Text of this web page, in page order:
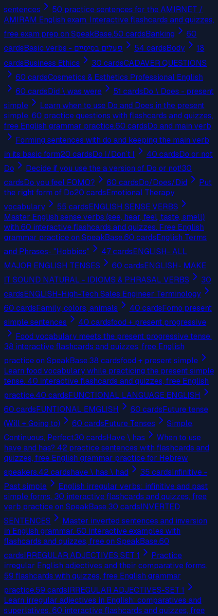
sentences
50 practice sentences for the AMIRNET /
AMIRAM English exam. Interactive flashcards and quizzes,
free exam prep on SpeakBase.50 cardsBanking
60
cards
Basic verbs - פעלים בסיסיים 54 cardsBody
18
cardsBusiness Ethics 30 cardsCADAVER QUESTIONS
60 cardsCosmetics & Esthetics Professional English
60 cardsDid \ was were 51 cardsDo \ Does - present
simple
Learn when to use Do and Does in the present
simple. 60 practice questions with flashcards and quizzes,
free English grammar practice.60 cardsDo and main verb
Forming sentences with do and keeping the main verb
in its basic form20 cardsDo I/Don´t I 40 cardsDo or not
Do
Decide if you use the a version of Do or not!30
cardsDo you feel FOMO? 60 cardsDo/Does/Did
Put
the right form of Do20 cardsEmotional Therapy
vocabulary
55 cardsENGLISH SENSE VERBS
Master English sense verbs (see, hear, feel, taste, smell)
with 60 interactive flashcards and quizzes. Free English
grammar practice on SpeakBase.60 cardsEnglish Terms
and Phrases- "Hobbies"
47cardsENGLISH- ALL
MAJOR ENGLISH TENSES
60 cardsENGLISH- MAKE
IT SOUND NATURAL - IDIOMS & PHRASAL VERBS
30
cardsENGLISH-High-Tech Sales Engineer Terminology
60 cardsFamily, colors, animals 40 cardsFomo present
simple sentences
40 cardsfood + present progressive
Food vocabulary meets the present progressive tense.
38 interactive flashcards and quizzes, free English
practice on SpeakBase.38 cardsfood + present simple
Learn food vocabulary while practicing the present simple
tense. 40 interactive flashcards and quizzes, free English
practice.40 cardsFUNCTIONAL LANGUAGE ENGLISH
60 cardsFUNTIONAL EMGLISH 60 cardsFuture tense
(Will + Going to)
60 cardsFuture Tenses
Simple,
Continuous, Perfect30 cardsHave \ has
When to use
have and has? 42 practice sentences with flashcards and
quizzes, free English grammar practice for Hebrew
speakers.42 cardshave \ has \ had 35 cardsInfinitive -
Past simple
English irregular verbs: infinitive and past
simple forms. 30 interactive flashcards and quizzes, free
verb practice on SpeakBase.30 cardsINVERTED
SENTENCES
Master inverted sentences and inversion
in English grammar. 60 interactive examples with
flashcards and quizzes, free on SpeakBase.60
cardsIRREGULAR ADJECTIVES SET 1
Practice
irregular English adjectives and their comparative forms.
59 flashcards with quizzes, free English grammar
practice.59 cardsIRREGULAR ADJECTIVES-SET 1
Learn irregular adjectives in English: comparatives and
superlatives. 60 interactive flashcards and quizzes, free